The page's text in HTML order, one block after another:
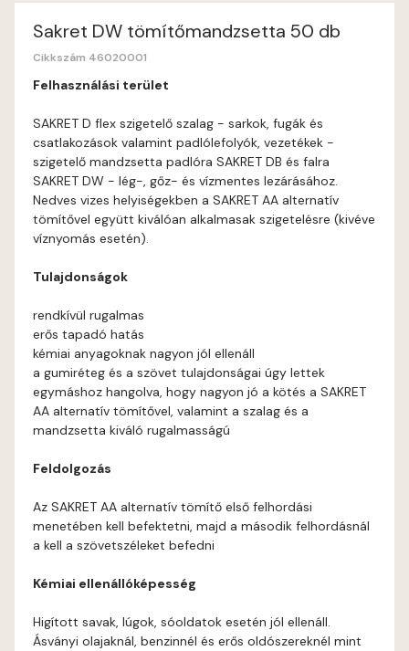
Sakret DW tömítőmandzsetta 50 db
Cikkszám 46020001
Felhasználási terület
SAKRET D flex szigetelő szalag - sarkok, fugák és
csatlakozások valamint padlólefolyók, vezetékek -
szigetelő mandzsetta padlóra SAKRET DB és falra
SAKRET DW - lég-, gőz- és vízmentes lezárásához.
Nedves vizes helyiségekben a SAKRET AA alternatív
tömítővel együtt kiválóan alkalmasak szigetelésre (kivéve
víznyomás esetén).
Tulajdonságok
rendkívül rugalmas
erős tapadó hatás
kémiai anyagoknak nagyon jól ellenáll
a gumiréteg és a szövet tulajdonságai úgy lettek
egymáshoz hangolva, hogy nagyon jó a kötés a SAKRET
AA alternatív tömítővel, valamint a szalag és a
mandzsetta kiváló rugalmasságú
Feldolgozás
Az SAKRET AA alternatív tömítő első felhordási
menetében kell befektetni, majd a második felhordásnál
a kell a szövetszéleket befedni
Kémiai ellenállóképesség
Higított savak, lúgok, sóoldatok esetén jól ellenáll.
Ásványi olajaknál, benzinnél és erős oldószereknél mint